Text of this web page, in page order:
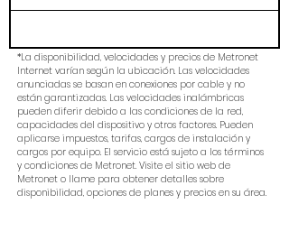
*La disponibilidad, velocidades y precios de Metronet
Internet varían según la ubicación. Las velocidades
anunciadas se basan en conexiones por cable y no
están garantizadas. Las velocidades inalámbricas
pueden diferir debido a las condiciones de la red,
capacidades del dispositivo y otros factores. Pueden
aplicarse impuestos, tarifas, cargos de instalación y
cargos por equipo. El servicio está sujeto a los términos
y condiciones de Metronet. Visite el sitio web de
Metronet o llame para obtener detalles sobre
disponibilidad, opciones de planes y precios en su área.